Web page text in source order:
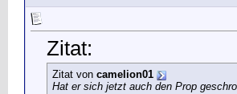
Zitat:
Zitat von camelion01
Hat er sich jetzt auch den Prop